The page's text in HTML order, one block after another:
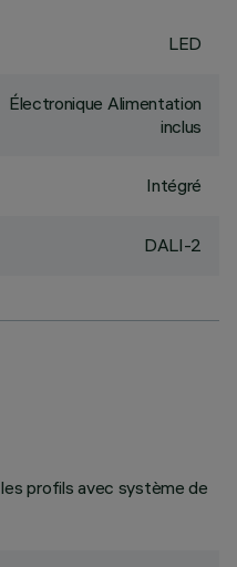
LED
Électronique Alimentation
inclus
Intégré
DALI-2
profils avec système de